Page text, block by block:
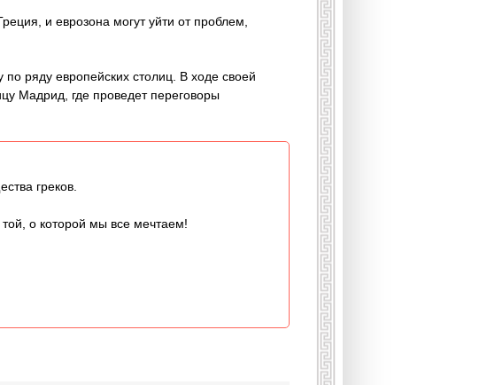
и еврозона могут уйти от проблем,
ряду европейских столиц. В ходе своей
Мадрид, где проведет переговоры
греков.
о которой мы все мечтаем!